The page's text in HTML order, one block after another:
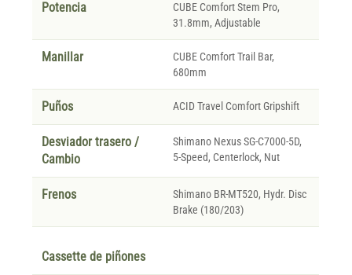
Potencia
CUBE Comfort Stem Pro,
31.8mm, Adjustable
Manillar
CUBE Comfort Trail Bar,
680mm
Puños ACID Travel Comfort Gripshift
Desviador trasero /
Cambio
Shimano Nexus SG-C7000-5D,
5-Speed, Centerlock, Nut
Frenos
Shimano BR-MT520, Hydr. Disc
Brake (180/203)
Cassette de piñones